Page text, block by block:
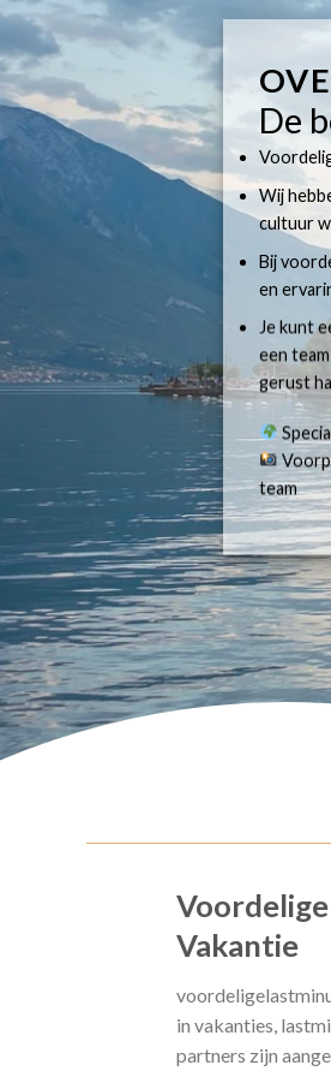
De
Wij
cultuur
Bij
en
Je kunt
een
gerust
team
Vakantie
in vakanties,
partners zijn